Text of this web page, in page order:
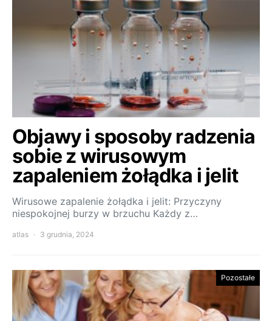
Objawy i sposoby radzenia
sobie z wirusowym
zapaleniem żołądka i jelit
Wirusowe zapalenie żołądka i jelit: Przyczyny
niespokojnej burzy w brzuchu Każdy z…
atlas 3 grudnia, 2024
Pozostałe